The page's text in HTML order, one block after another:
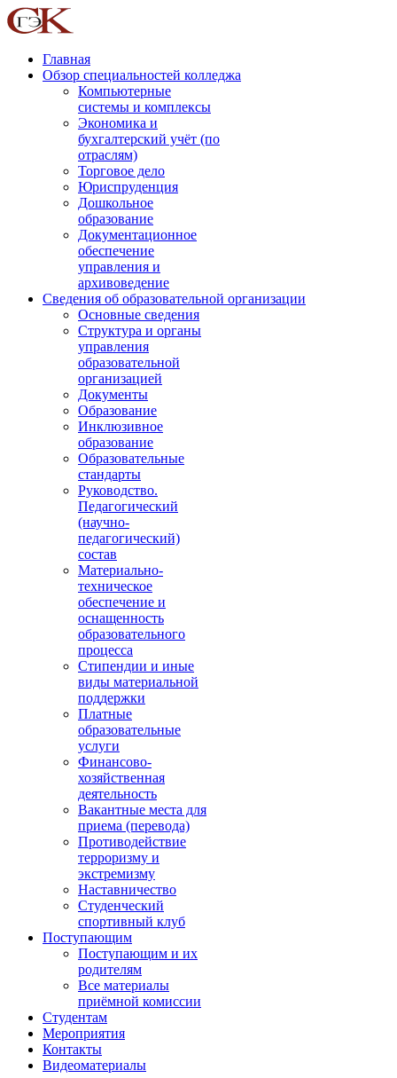
Главная
Обзор специальностей колледжа
Компьютерные
системы и комплексы
Экономика и
бухгалтерский учёт (по
отраслям)
Торговое дело
Юриспруденция
Дошкольное
образование
Документационное
обеспечение
управления и
архивоведение
Сведения об образовательной организации
Основные сведения
Структура и органы
управления
образовательной
организацией
Документы
Образование
Инклюзивное
образование
Образовательные
стандарты
Руководство.
Педагогический
(научно-
педагогический)
состав
Материально-
техническое
обеспечение и
оснащенность
образовательного
процесса
Стипендии и иные
виды материальной
поддержки
Платные
образовательные
услуги
Финансово-
хозяйственная
деятельность
Вакантные места для
приема (перевода)
Противодействие
терроризму и
экстремизму
Наставничество
Студенческий
спортивный клуб
Поступающим
Поступающим и их
родителям
Все материалы
приёмной комиссии
Студентам
Мероприятия
Контакты
Видеоматериалы